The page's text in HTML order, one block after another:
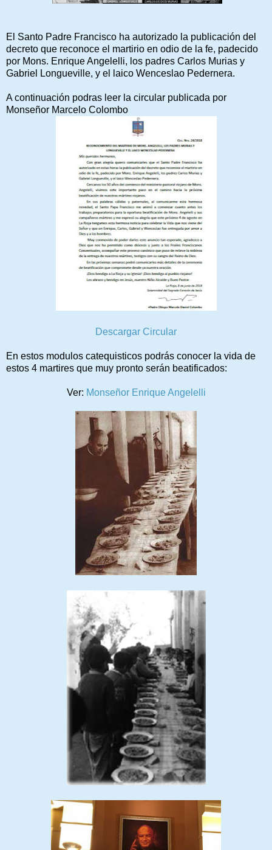
El Santo Padre Francisco ha autorizado la publicación del
decreto que reconoce el martirio en odio de la fe, padecido
por Mons. Enrique Angelelli, los padres Carlos Murias y
Gabriel Longueville, y el laico Wenceslao Pedernera.
A continuación podras leer la circular publicada por
Monseñor Marcelo Colombo
Descargar Circular
En estos modulos catequisticos podrás conocer la vida de
estos 4 martires que muy pronto serán beatificados:
Ver: Monseñor Enrique Angelelli